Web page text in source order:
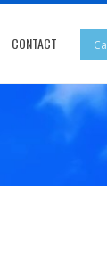
CONTACT